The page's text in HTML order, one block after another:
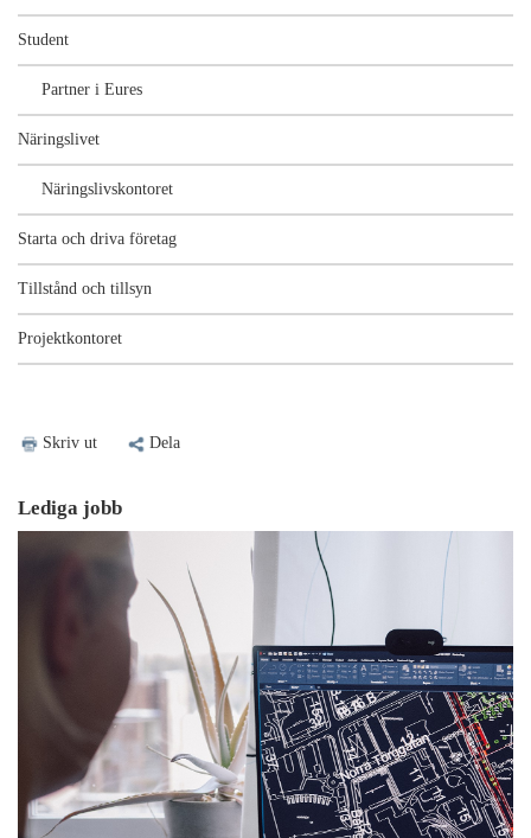
Student
Partner i Eures
Näringslivet
Näringslivskontoret
Starta och driva företag
Tillstånd och tillsyn
Projektkontoret
Skriv ut Dela
Lediga jobb